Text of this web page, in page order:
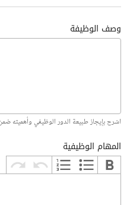
وصف الوظيفة
اشرح بإيجاز طبيعة الدور الوظيفي وأهميته
المهام الوظيفية